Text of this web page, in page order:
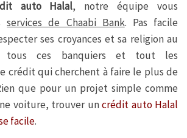
auto Halal, notre équipe vous
services de Chaabi Bank. Pas facile
ses croyances et sa religion au
tous ces banquiers et tout les
crédit qui cherchent à faire le plus de
que pour un projet simple comme
voiture, trouver uncrédit auto Halal
facile.